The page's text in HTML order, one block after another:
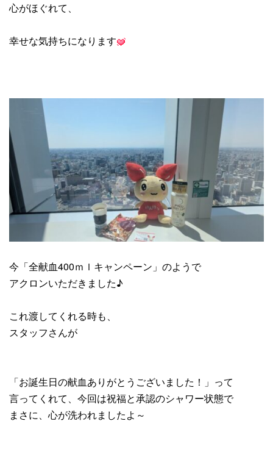
心がほぐれて、
幸せな気持ちになります
今「全献血400ｍｌキャンペーン」のようで
アクロンいただきました♪
これ渡してくれる時も、
スタッフさんが
「お誕生日の献血ありがとうございました！」って
言ってくれて、今回は祝福と承認のシャワー状態で
まさに、心が洗われましたよ～